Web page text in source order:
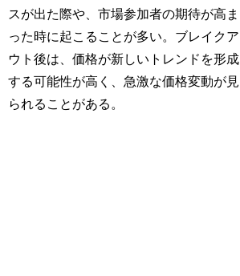
スが出た際や、市場参加者の期待が高ま
った時に起こることが多い。ブレイクア
ウト後は、価格が新しいトレンドを形成
する可能性が高く、急激な価格変動が見
られることがある。